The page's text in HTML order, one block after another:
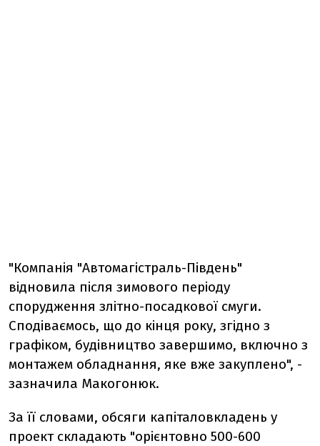
"Компанія "Автомагістраль-Південь"
відновила після зимового періоду
спорудження злітно-посадкової смуги.
Сподіваємось, що до кінця року, згідно з
графіком, будівництво завершимо, включно з
монтажем обладнання, яке вже закуплено", -
зазначила Макогонюк.
За її словами, обсяги капіталовкладень у
проект складають "орієнтовно 500-600